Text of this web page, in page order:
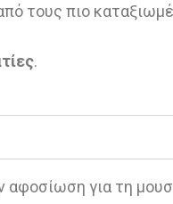
τους πιο
.
για τη